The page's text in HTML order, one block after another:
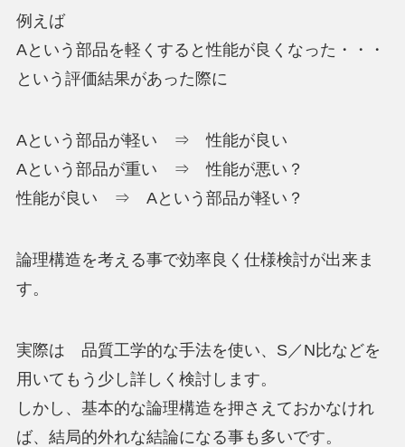
例えば
Aという部品を軽くすると性能が良くなった・・・
という評価結果があった際に
Aという部品が軽い ⇒ 性能が良い
Aという部品が重い ⇒ 性能が悪い？
性能が良い ⇒ Aという部品が軽い？
論理構造を考える事で効率良く仕様検討が出来ま
す。
実際は 品質工学的な手法を使い、S／N比などを
用いてもう少し詳しく検討します。
しかし、基本的な論理構造を押さえておかなけれ
ば、結局的外れな結論になる事も多いです。